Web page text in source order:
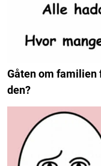
Gåten om familien
den?